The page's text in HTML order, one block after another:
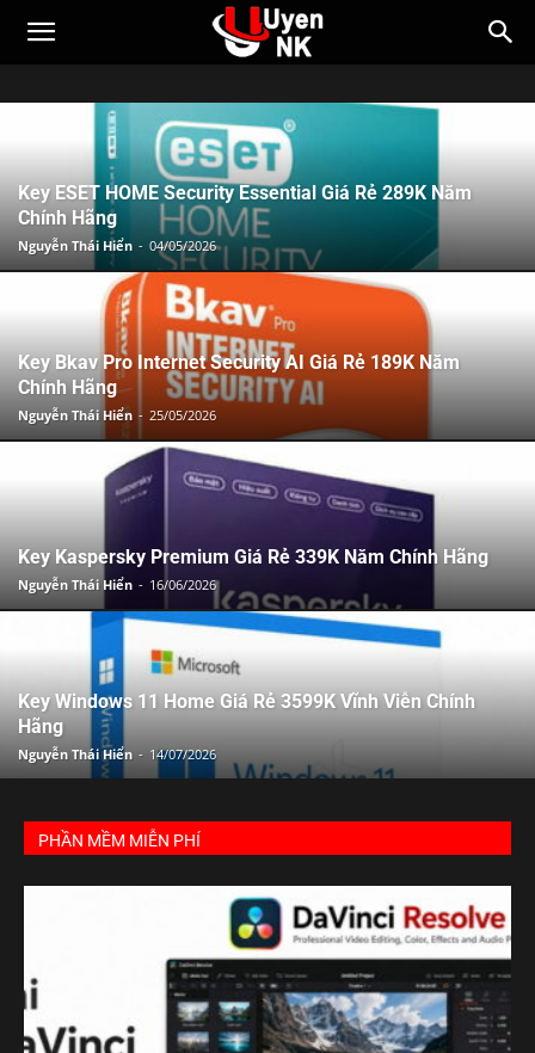
Key ESET HOME Security Essential Giá Rẻ 289K Năm
Chính Hãng
Nguyễn Thái Hiển - 04/05/2026
Key Bkav Pro Internet Security AI Giá Rẻ 189K Năm
Chính Hãng
Nguyễn Thái Hiển - 25/05/2026
Key Kaspersky Premium Giá Rẻ 339K Năm Chính Hãng
Nguyễn Thái Hiển - 16/06/2026
Key Windows 11 Home Giá Rẻ 3599K Vĩnh Viễn Chính
Hãng
Nguyễn Thái Hiển - 14/07/2026
PHẦN MỀM MIỄN PHÍ